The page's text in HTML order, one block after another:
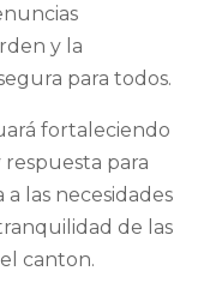
y la
para todos.
fortaleciendo
respuesta para
las necesidades
de las
canton.